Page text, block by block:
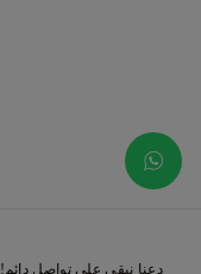
دعنا نبقى على تواصل دائم!